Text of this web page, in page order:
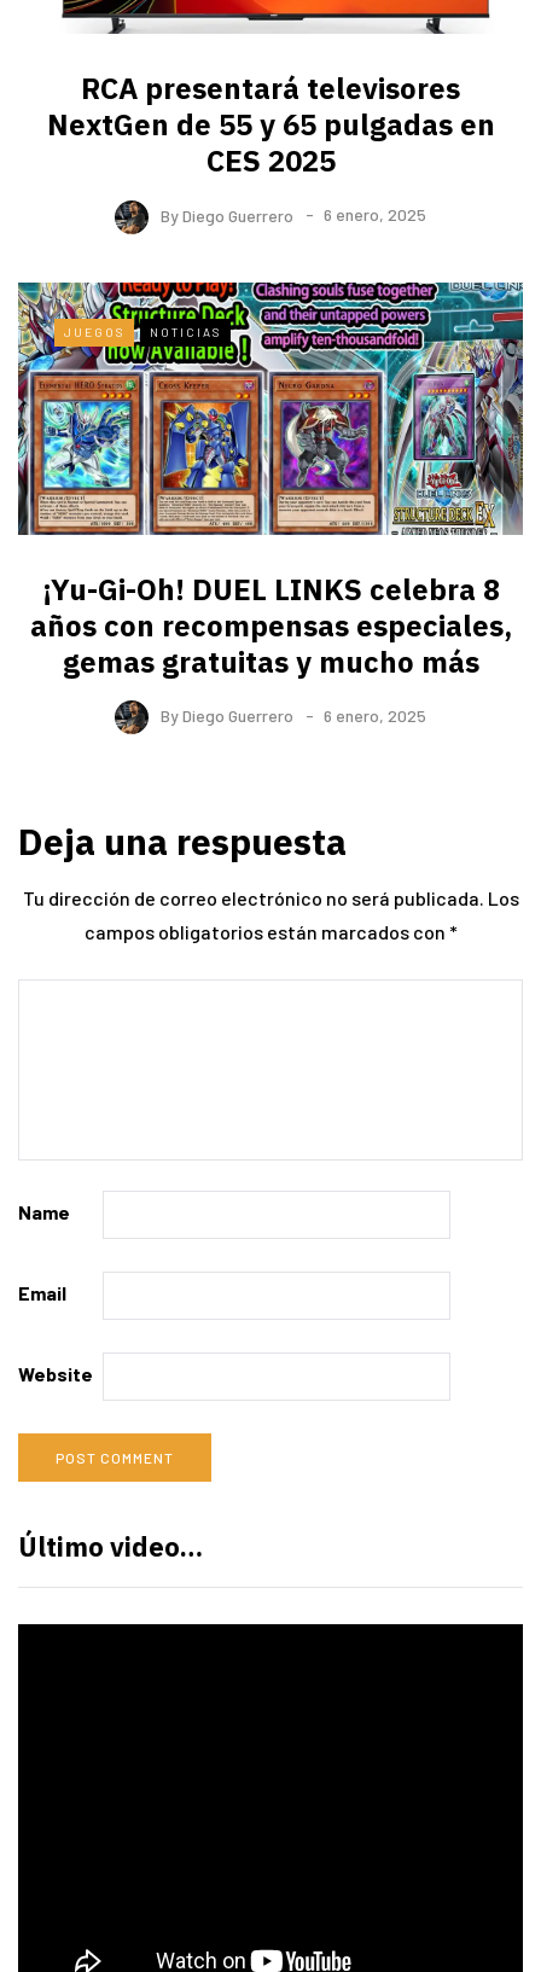
RCA presentará televisores
NextGen de 55 y 65 pulgadas en
CES 2025
ByDiego Guerrero 6 enero, 2025
JUEGOS NOTICIAS
¡Yu-Gi-Oh! DUEL LINKS celebra 8
años con recompensas especiales,
gemas gratuitas y mucho más
ByDiego Guerrero 6 enero, 2025
Deja una respuesta
Tu dirección de correo electrónico no será publicada. Los
campos obligatorios están marcados con *
Name
Email
Website
Último video…